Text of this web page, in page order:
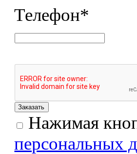
Телефон*
Нажимая
персональных